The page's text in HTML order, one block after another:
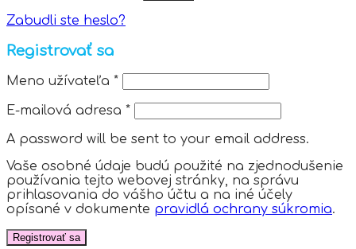
Zabudli ste heslo?
Registrovať sa
Meno užívateľa *
E-mailová adresa *
A password will be sent to your email address.
Vaše osobné údaje budú použité na zjednodušenie
používania tejto webovej stránky, na správu
prihlasovania do vášho účtu a na iné účely
opísané v dokumente pravidlá ochrany súkromia.
Registrovať sa